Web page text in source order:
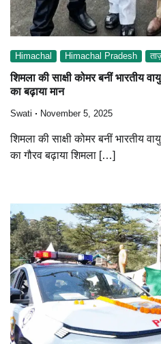
Himachal Himachal Pradesh
शिमला की साक्षी कोमर बनीं भारतीय
का बढ़ाया मान
Swati November 5, 2025
शिमला की साक्षी कोमर बनीं भारतीय
का गौरव बढ़ाया शिमला […]